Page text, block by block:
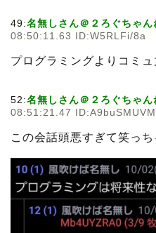
49:名無しさん＠２ろぐちゃん
08:50:11.63 ID:W5RLFi/8a
プログラミングよりコミ
52:名無しさん＠２ろぐちゃん
08:51:21.47 ID:A9buSMUVM
この会話頭悪すぎて笑っち